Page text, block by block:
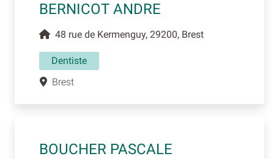
BERNICOT ANDRE
48 rue de Kermenguy, 29200, Brest
Dentiste
Brest
BOUCHER PASCALE